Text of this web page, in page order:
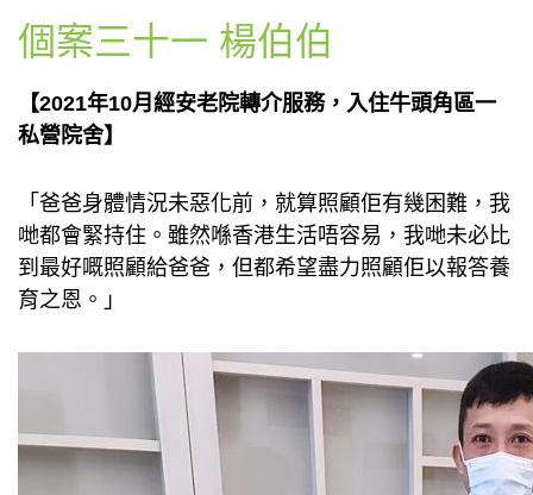
個案三十一 楊伯伯
【2021年10月經安老院轉介服務，入住牛頭角區一
私營院舍】
「爸爸身體情況未惡化前，就算照顧佢有幾困難，我
哋都會緊持住。雖然喺香港生活唔容易，我哋未必比
到最好嘅照顧給爸爸，但都希望盡力照顧佢以報答養
育之恩。」